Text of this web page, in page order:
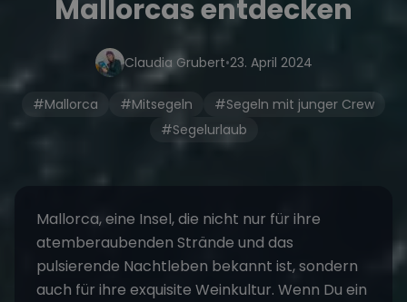
Mallorcas entdecken
Claudia Grubert•23. April 2024
#Mallorca #Mitsegeln
#Segeln mit junger Crew
#Segelurlaub
Mallorca, eine Insel, die nicht nur für ihre
atemberaubenden Strände und das
pulsierende Nachtleben bekannt ist, sondern
auch für ihre exquisite Weinkultur. Wenn Du ein